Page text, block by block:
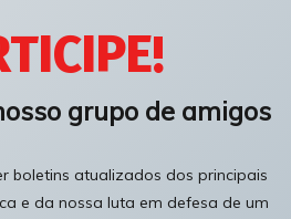
grupo de amigos
boletins atualizados dos principais
e da nossa luta em defesa de um